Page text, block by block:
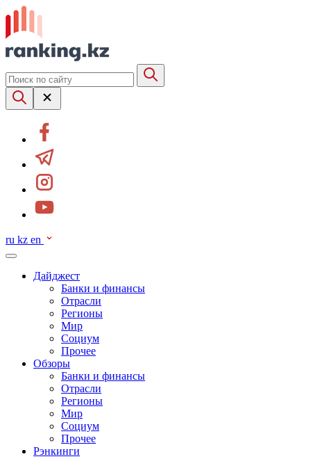
ru kz en
Дайджест
Банки и финансы
Отрасли
Регионы
Мир
Социум
Прочее
Обзоры
Банки и финансы
Отрасли
Регионы
Мир
Социум
Прочее
Рэнкинги